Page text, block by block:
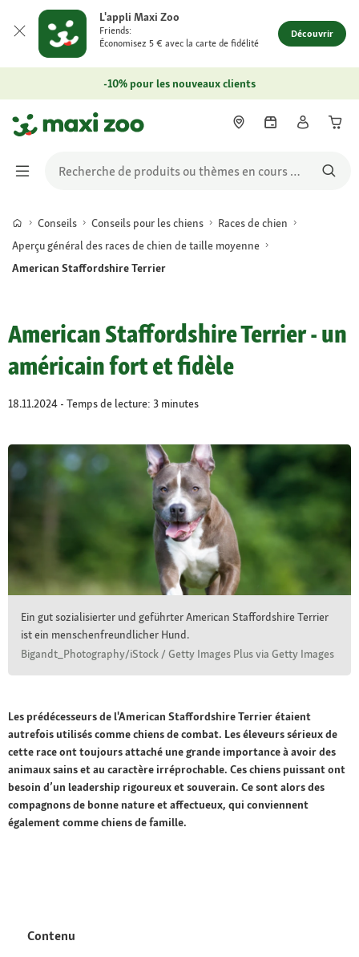
L'appli Maxi Zoo
Friends:
Économisez 5 € avec la carte de fidélité
Découvrir
-10% pour les nouveaux clients
Conseils Conseils pour les chiens
Races de chien
Aperçu général des races de chien de taille moyenne
American Staffordshire Terrier
American Staffordshire Terrier - un
américain fort et fidèle
18.11.2024 - Temps de lecture: 3 minutes
Ein gut sozialisierter und geführter American Staffordshire Terrier
ist ein menschenfreundlicher Hund.
Bigandt_Photography/iStock / Getty Images Plus via Getty Images
Les prédécesseurs de l'American Staffordshire Terrier étaient
autrefois utilisés comme chiens de combat. Les éleveurs sérieux de
cette race ont toujours attaché une grande importance à avoir des
animaux sains et au caractère irréprochable. Ces chiens puissant ont
besoin d’un leadership rigoureux et souverain. Ce sont alors des
compagnons de bonne nature et affectueux, qui conviennent
également comme chiens de famille.
Contenu